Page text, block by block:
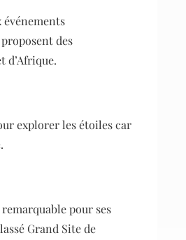
événements
des
d’Afrique.
explorer les étoiles car
pour ses
Grand Site de